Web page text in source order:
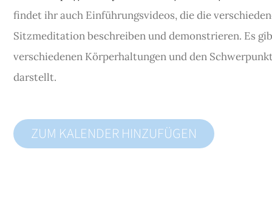
findet ihr auch Einführungsvideos, die die
Sitzmeditation beschreiben und demonstrieren. Es
verschiedenen Körperhaltungen und den
darstellt.
ZUM KALENDER HINZUFÜGEN